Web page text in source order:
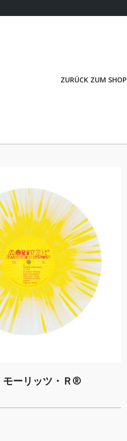
ZURÜCK ZUM SHOP
ーリッツ・Ｒ®